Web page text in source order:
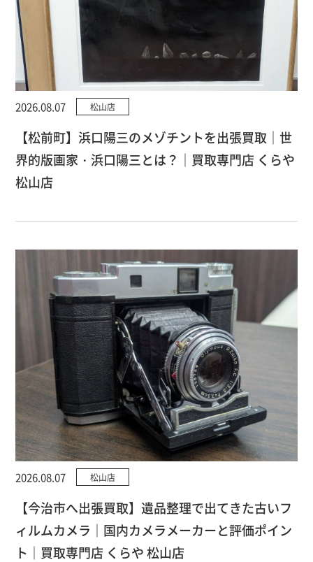
2026.08.07 松山店
【松前町】浜口陽三のメゾチントを出張買取｜世
界的版画家・浜口陽三とは？｜買取専門店 くらや
松山店
2026.08.07 松山店
【今治市へ出張買取】遺品整理で出てきた古いフ
ィルムカメラ｜国内カメラメーカーと評価ポイン
ト｜買取専門店 くらや 松山店